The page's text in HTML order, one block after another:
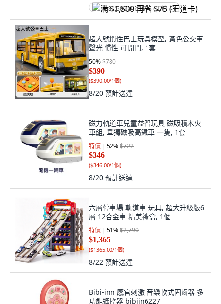
满 $1,500 再省 $75 (王道卡)
超大號慣性巴士玩具模型, 黃色公交車
聲光 慣性 可開門, 1套
50%$780
$390
($390.00/1個)
8/20 預計送達
磁力軌道車兒童益智玩具 磁吸積木火
車組, 單獨磁吸高鐵車 一隻, 1套
特價 52%$722
$346
($346.00/1個)
8/20 預計送達
六層停車場 軌道車 玩具, 超大升級版6
層 12合金車 精美禮盒, 1個
特價 51%$2,790
$1,365
($1365.00/1個)
8/22 預計送達
Bibi-inn 感官刺激 音樂軟式固齒器 多
功能遙控器 bibiin6227